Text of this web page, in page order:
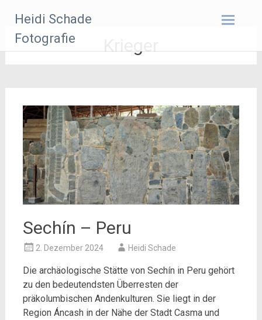
Inhalt
springen
Heidi Schade
Fotografie
Krieger
Sechín – Peru
2. Dezember 2024 Heidi Schade
Die archäologische Stätte von Sechín in Peru gehört
zu den bedeutendsten Überresten der
präkolumbischen Andenkulturen. Sie liegt in der
Region Áncash in der Nähe der Stadt Casma und